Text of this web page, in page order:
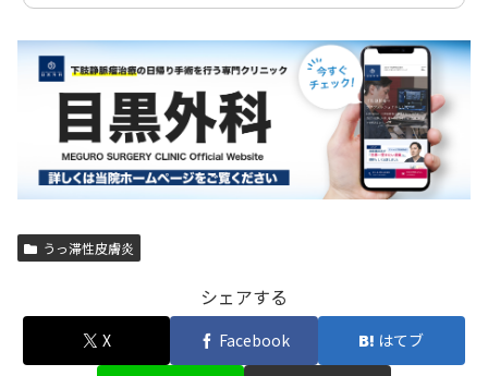
うっ滞性皮膚炎
シェアする
X Facebook はてブ